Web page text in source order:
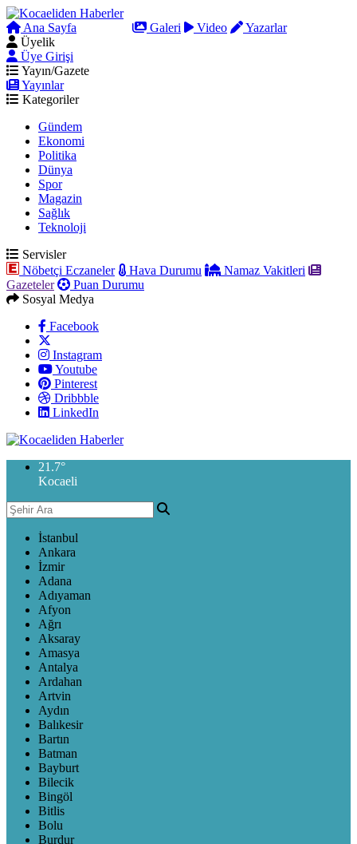
Ana Sayfa Galeri Video
Yazarlar
Üyelik
Üye Girişi
Yayın/Gazete
Yayınlar
Kategoriler
Gündem
Ekonomi
Politika
Dünya
Spor
Magazin
Sağlık
Teknoloji
Servisler
Nöbetçi Eczaneler
Hava Durumu
Namaz Vakitleri
Gazeteler
Puan Durumu
Sosyal Medya
Facebook
Instagram
Youtube
Pinterest
Dribbble
LinkedIn
21.7°
Kocaeli
İstanbul
Ankara
İzmir
Adana
Adıyaman
Afyon
Ağrı
Aksaray
Amasya
Antalya
Ardahan
Artvin
Aydın
Balıkesir
Bartın
Batman
Bayburt
Bilecik
Bingöl
Bitlis
Bolu
Burdur